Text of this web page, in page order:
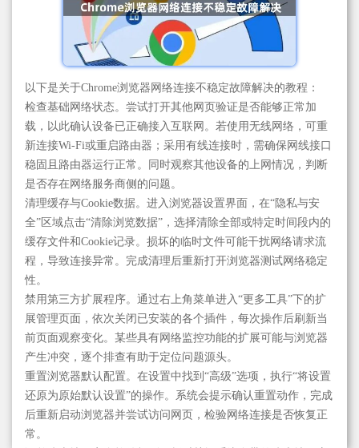
以下是关于Chrome浏览器网络连接不稳定故障解决的教程：
检查基础网络状态。尝试打开其他网页验证是否能够正常加
载，以此确认设备已正确接入互联网。若使用无线网络，可重
新连接Wi-Fi或重启路由器；采用有线连接时，需确保网线接口
稳固且路由器运行正常。同时观察其他设备的上网情况，判断
是否存在网络服务商侧的问题。
清理缓存与Cookie数据。进入浏览器设置界面，在“隐私与安
全”区域点击“清除浏览数据”，选择清除全部或特定时间段内的
缓存文件和Cookie记录。损坏的临时文件可能干扰网络请求流
程，导致连接异常。完成清理后重新打开浏览器测试网络稳定
性。
禁用第三方扩展程序。通过右上角菜单进入“更多工具”下的扩
展管理页面，依次关闭已安装的各个插件，每次操作后刷新当
前页面观察变化。某些具有网络监控功能的扩展可能与浏览器
产生冲突，逐个排查有助于定位问题源头。
重置浏览器默认配置。在设置中找到“高级”选项，执行“将设置
还原为原始默认设置”的操作。系统会提示确认重置动作，完成
后重新启动浏览器并尝试访问网页，检验网络连接是否恢复正
常。